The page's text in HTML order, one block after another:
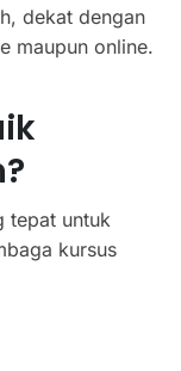
dekat dengan
maupun online.
tepat untuk
kursus